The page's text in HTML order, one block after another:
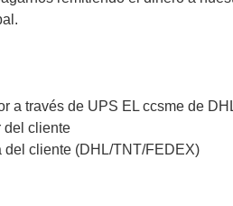
a través de UPS EL ccsme de
del cliente
del cliente (DHL/TNT/FEDEX)